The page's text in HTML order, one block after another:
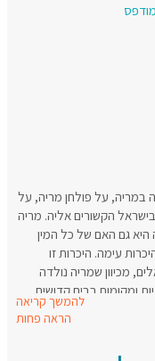
מודפס
במריה, על פולחן מריה, על
הקשורים אליה. מריה
היא גם האם של כל המין
עימה. היכרות זו
מכיוון שמריה נולדה
ומקומות רבים קדושים
בארץ הקשורים אליה, היא התגלתה לאנשים שונים ב 150- השנים האחרונות
ומתערבת במה שקורה
להמשך קריאה
הראה פחות